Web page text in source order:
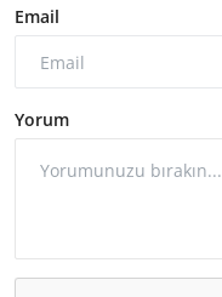
Email
Yorum